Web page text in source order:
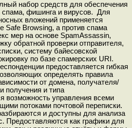
набор средств для обеспечения
фишинга и вирусов. Для
вложений применяется
Safe Browsing, а против спама
мер на основе SpamAssassin,
обратной проверки отправителя,
систему байесовской
по базе спамерских URI.
предоставляется гибкая
определять правила
от домена, получателя/
получения и типа
возможность управления всеми
потоками почтовой переписки.
и доступны для анализа
Предоставляются как графики для